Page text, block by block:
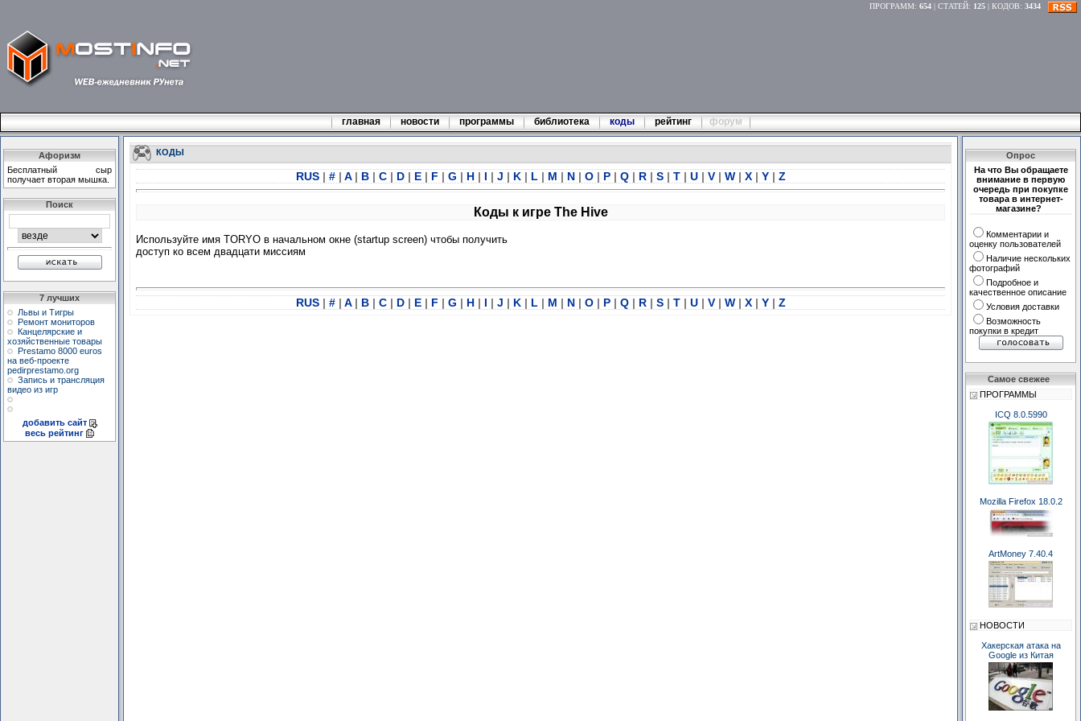
ПРОГРАММ: 654 | СТАТЕЙ: 125 | КОДОВ: 3434
главная новости программы библиотека коды рейтинг форум
Афоризм
Бесплатный сыр
получает вторая мышка.
Поиск
7 лучших
Львы и Тигры
Ремонт мониторов
Канцелярские и
хозяйственные товары
Prestamo 8000 euros
на веб-проекте
pedirprestamo.org
Запись и трансляция
видео из игр
добавить сайт
весь рейтинг
КОДЫ
RUS | # | A | B | C | D | E | F | G | H | I | J | K | L | M | N | O | P | Q | R | S | T | U | V | W | X | Y | Z
Коды к игре The Hive
Используйте имя TORYO в начальном окне (startup screen) чтобы получить
доступ ко всем двадцати миссиям
RUS | # | A | B | C | D | E | F | G | H | I | J | K | L | M | N | O | P | Q | R | S | T | U | V | W | X | Y | Z
Опрос
На что Вы обращаете
внимание в первую
очередь при покупке
товара в интернет-
магазине?
Комментарии и
оценку пользователей
Наличие нескольких
фотографий
Подробное и
качественное описание
Условия доставки
Возможность
покупки в кредит
Самое свежее
ПРОГРАММЫ
ICQ 8.0.5990
Mozilla Firefox 18.0.2
ArtMoney 7.40.4
НОВОСТИ
Хакерская атака на
Google из Китая